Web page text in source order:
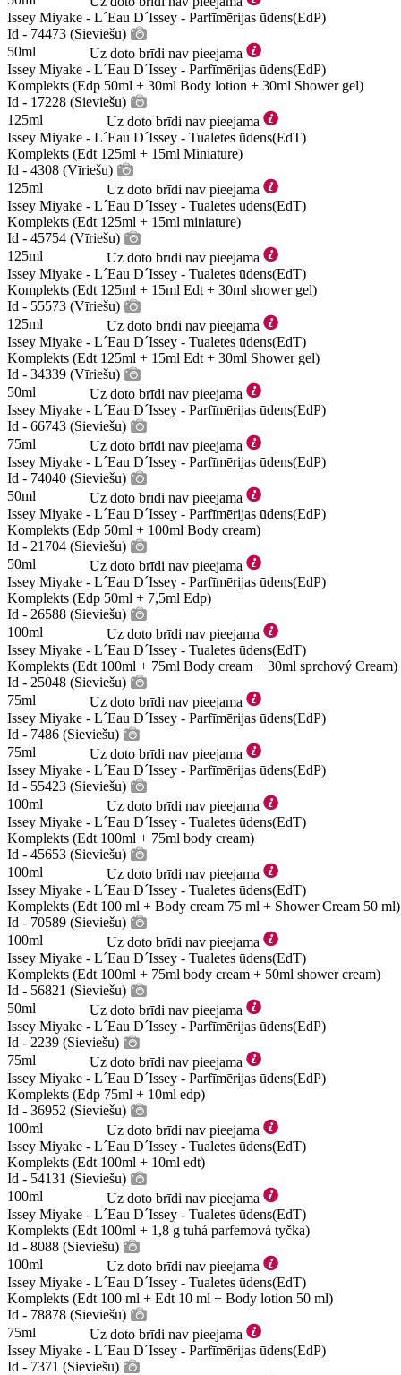
Issey Miyake - L´Eau D´Issey - Parfīmērijas ūdens(EdP)
Id - 74473 (Sieviešu)
50ml
Uz doto brīdi nav pieejama
Issey Miyake - L´Eau D´Issey - Parfīmērijas ūdens(EdP)
Komplekts (Edp 50ml + 30ml Body lotion + 30ml Shower gel)
Id - 17228 (Sieviešu)
125ml
Uz doto brīdi nav pieejama
Issey Miyake - L´Eau D´Issey - Tualetes ūdens(EdT)
Komplekts (Edt 125ml + 15ml Miniature)
Id - 4308 (Vīriešu)
125ml
Uz doto brīdi nav pieejama
Issey Miyake - L´Eau D´Issey - Tualetes ūdens(EdT)
Komplekts (Edt 125ml + 15ml miniature)
Id - 45754 (Vīriešu)
125ml
Uz doto brīdi nav pieejama
Issey Miyake - L´Eau D´Issey - Tualetes ūdens(EdT)
Komplekts (Edt 125ml + 15ml Edt + 30ml shower gel)
Id - 55573 (Vīriešu)
125ml
Uz doto brīdi nav pieejama
Issey Miyake - L´Eau D´Issey - Tualetes ūdens(EdT)
Komplekts (Edt 125ml + 15ml Edt + 30ml Shower gel)
Id - 34339 (Vīriešu)
50ml
Uz doto brīdi nav pieejama
Issey Miyake - L´Eau D´Issey - Parfīmērijas ūdens(EdP)
Id - 66743 (Sieviešu)
75ml
Uz doto brīdi nav pieejama
Issey Miyake - L´Eau D´Issey - Parfīmērijas ūdens(EdP)
Id - 74040 (Sieviešu)
50ml
Uz doto brīdi nav pieejama
Issey Miyake - L´Eau D´Issey - Parfīmērijas ūdens(EdP)
Komplekts (Edp 50ml + 100ml Body cream)
Id - 21704 (Sieviešu)
50ml
Uz doto brīdi nav pieejama
Issey Miyake - L´Eau D´Issey - Parfīmērijas ūdens(EdP)
Komplekts (Edp 50ml + 7,5ml Edp)
Id - 26588 (Sieviešu)
100ml
Uz doto brīdi nav pieejama
Issey Miyake - L´Eau D´Issey - Tualetes ūdens(EdT)
Komplekts (Edt 100ml + 75ml Body cream + 30ml sprchový Cream)
Id - 25048 (Sieviešu)
75ml
Uz doto brīdi nav pieejama
Issey Miyake - L´Eau D´Issey - Parfīmērijas ūdens(EdP)
Id - 7486 (Sieviešu)
75ml
Uz doto brīdi nav pieejama
Issey Miyake - L´Eau D´Issey - Parfīmērijas ūdens(EdP)
Id - 55423 (Sieviešu)
100ml
Uz doto brīdi nav pieejama
Issey Miyake - L´Eau D´Issey - Tualetes ūdens(EdT)
Komplekts (Edt 100ml + 75ml body cream)
Id - 45653 (Sieviešu)
100ml
Uz doto brīdi nav pieejama
Issey Miyake - L´Eau D´Issey - Tualetes ūdens(EdT)
Komplekts (Edt 100 ml + Body cream 75 ml + Shower Cream 50 ml)
Id - 70589 (Sieviešu)
100ml
Uz doto brīdi nav pieejama
Issey Miyake - L´Eau D´Issey - Tualetes ūdens(EdT)
Komplekts (Edt 100ml + 75ml body cream + 50ml shower cream)
Id - 56821 (Sieviešu)
50ml
Uz doto brīdi nav pieejama
Issey Miyake - L´Eau D´Issey - Parfīmērijas ūdens(EdP)
Id - 2239 (Sieviešu)
75ml
Uz doto brīdi nav pieejama
Issey Miyake - L´Eau D´Issey - Parfīmērijas ūdens(EdP)
Komplekts (Edp 75ml + 10ml edp)
Id - 36952 (Sieviešu)
100ml
Uz doto brīdi nav pieejama
Issey Miyake - L´Eau D´Issey - Tualetes ūdens(EdT)
Komplekts (Edt 100ml + 10ml edt)
Id - 54131 (Sieviešu)
100ml
Uz doto brīdi nav pieejama
Issey Miyake - L´Eau D´Issey - Tualetes ūdens(EdT)
Komplekts (Edt 100ml + 1,8 g tuhá parfemová tyčka)
Id - 8088 (Sieviešu)
100ml
Uz doto brīdi nav pieejama
Issey Miyake - L´Eau D´Issey - Tualetes ūdens(EdT)
Komplekts (Edt 100 ml + Edt 10 ml + Body lotion 50 ml)
Id - 78878 (Sieviešu)
75ml
Uz doto brīdi nav pieejama
Issey Miyake - L´Eau D´Issey - Parfīmērijas ūdens(EdP)
Id - 7371 (Sieviešu)